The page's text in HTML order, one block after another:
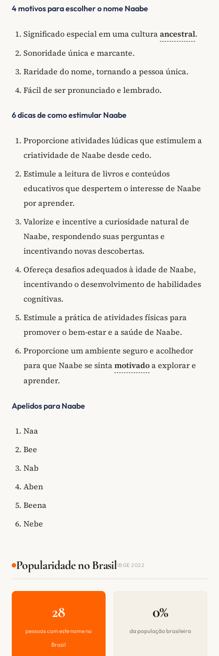
4 motivos para escolher o nome Naabe
Significado especial em uma culturaancestral.
Sonoridade única e marcante.
Raridade do nome, tornando a pessoa única.
Fácil de ser pronunciado e lembrado.
6 dicas de como estimular Naabe
Proporcione atividades lúdicas que estimulem a
criatividade de Naabe desde cedo.
Estimule a leitura de livros e conteúdos
educativos que despertem o interesse de Naabe
por aprender.
Valorize e incentive a curiosidade natural de
Naabe, respondendo suas perguntas e
incentivando novas descobertas.
Ofereça desafios adequados à idade de Naabe,
incentivando o desenvolvimento de habilidades
cognitivas.
Estimule a prática de atividades físicas para
promover o bem-estar e a saúde de Naabe.
Proporcione um ambiente seguro e acolhedor
para que Naabe se sintamotivadoa explorar e
aprender.
Apelidos para Naabe
Naa
Bee
Nab
Aben
Beena
Nebe
Popularidade no BrasilIBGE 2022
28
pessoas com este nome no
Brasil
0%
da população brasileira